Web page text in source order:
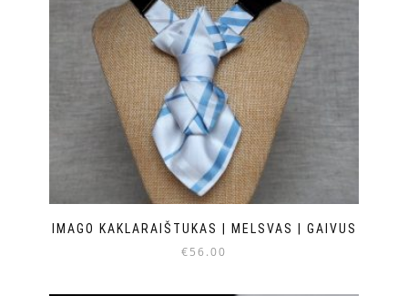
IMAGO KAKLARAIŠTUKAS | MELSVAS | GAIVUS
€56.00